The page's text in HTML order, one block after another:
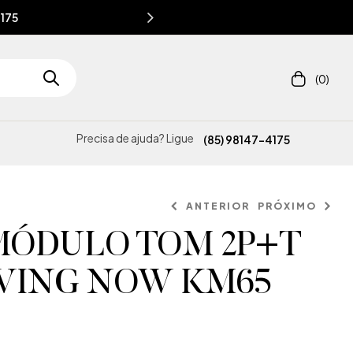
(0)
Precisa de ajuda? Ligue (85) 98147-4175
ANTERIOR PRÓXIMO
TOM 2P+T
NOW KM65